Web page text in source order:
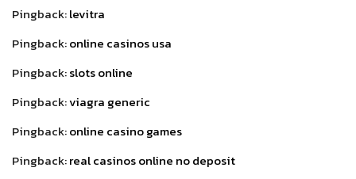
Pingback:levitra
Pingback:online casinos usa
Pingback:slots online
Pingback:viagra generic
Pingback:online casino games
Pingback:real casinos online no deposit